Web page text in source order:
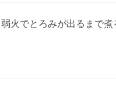
火でとろみが出るまで煮